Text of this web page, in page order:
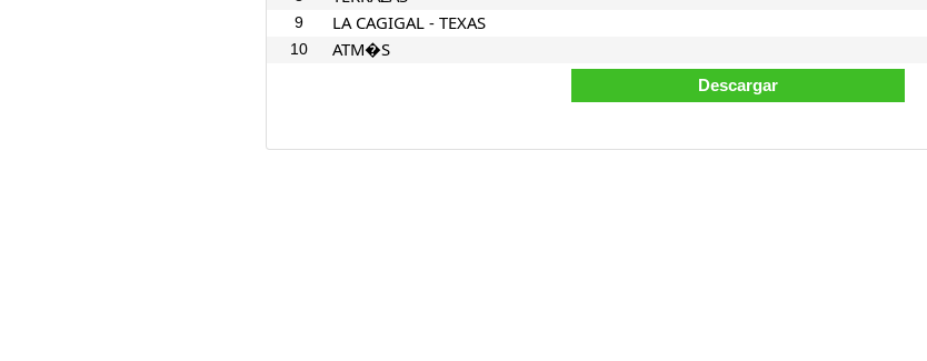
9
LA CAGIGAL - TEXAS
10
ATM�S